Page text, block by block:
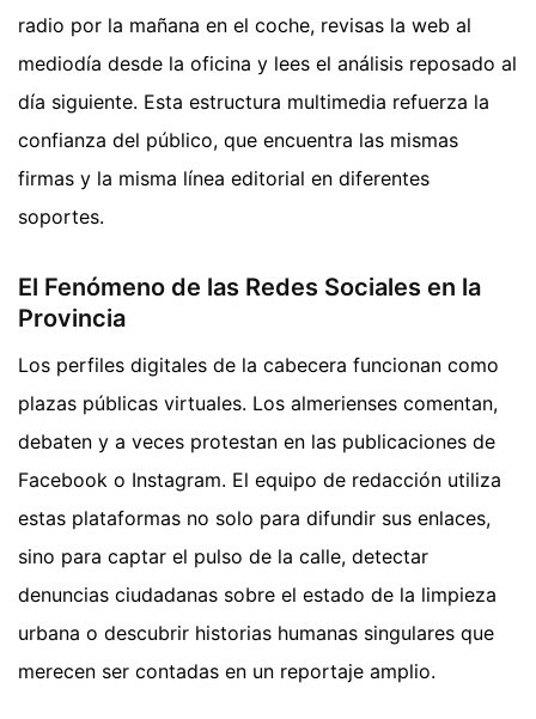
radio por la mañana en el coche, revisas la web al
mediodía desde la oficina y lees el análisis reposado al
día siguiente. Esta estructura multimedia refuerza la
confianza del público, que encuentra las mismas
firmas y la misma línea editorial en diferentes
soportes.
El Fenómeno de las Redes Sociales en la
Provincia
Los perfiles digitales de la cabecera funcionan como
plazas públicas virtuales. Los almerienses comentan,
debaten y a veces protestan en las publicaciones de
Facebook o Instagram. El equipo de redacción utiliza
estas plataformas no solo para difundir sus enlaces,
sino para captar el pulso de la calle, detectar
denuncias ciudadanas sobre el estado de la limpieza
urbana o descubrir historias humanas singulares que
merecen ser contadas en un reportaje amplio.